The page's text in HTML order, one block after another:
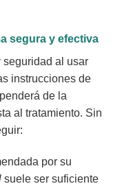
segura y efectiva
seguridad al usar
instrucciones de
de la
al tratamiento. Sin
por su
suele ser suficiente